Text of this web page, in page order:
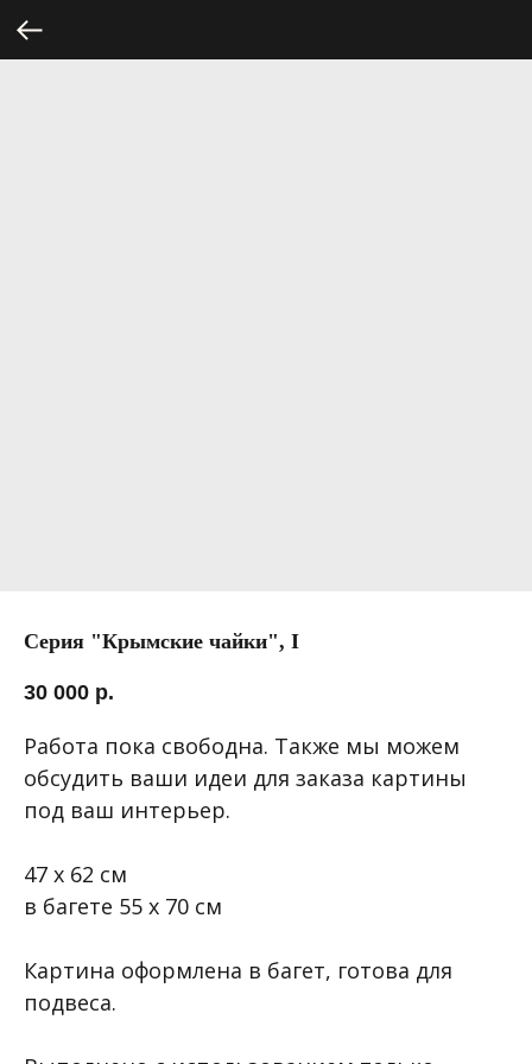
Серия "Крымские чайки", I
30 000 р.
Работа пока свободна. Также мы можем
обсудить ваши идеи для заказа картины
под ваш интерьер.
47 х 62 см
в багете 55 х 70 см
Картина оформлена в багет, готова для
подвеса.